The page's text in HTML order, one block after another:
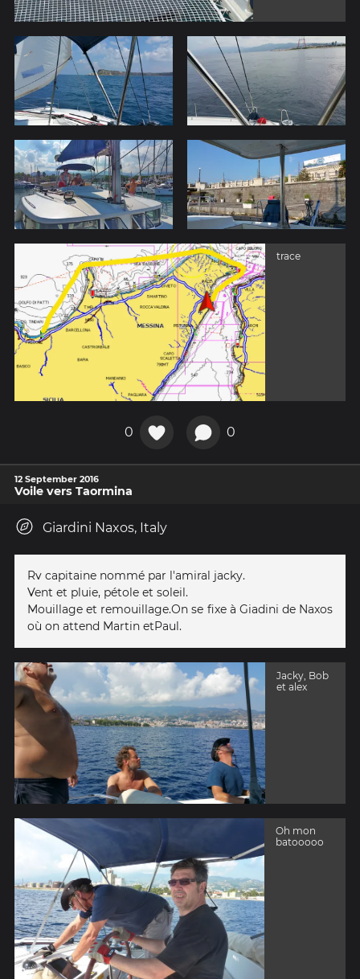
trace
0 0
12 September 2016
Voile vers Taormina
Giardini Naxos, Italy
Rv capitaine nommé par l'amiral jacky.
Vent et pluie, pétole et soleil.
Mouillage et remouillage.On se fixe à Giadini de Naxos
où on attend Martin etPaul.
Jacky, Bob
et alex
Oh mon
batooooo